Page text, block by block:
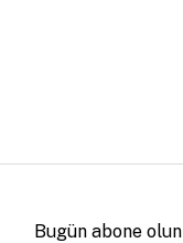
Bugün abone olun